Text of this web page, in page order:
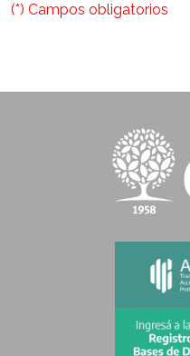
(*) Campos obligatorios